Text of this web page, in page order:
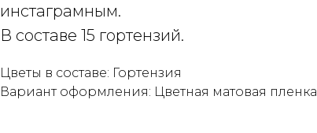
инстаграмным.
В составе 15 гортензий.
Цветы в составе: Гортензия
Вариант оформления: Цветная матовая пленка